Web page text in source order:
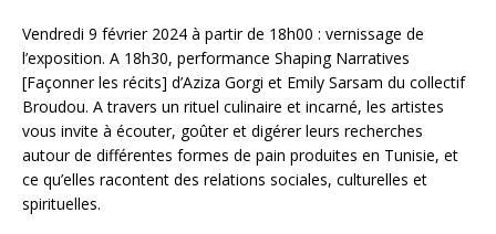
Vendredi 9 février 2024 à partir de 18h00 : vernissage de
l’exposition. A 18h30, performance Shaping Narratives
[Façonner les récits] d’Aziza Gorgi et Emily Sarsam du collectif
Broudou. A travers un rituel culinaire et incarné, les artistes
vous invite à écouter, goûter et digérer leurs recherches
autour de différentes formes de pain produites en Tunisie, et
ce qu’elles racontent des relations sociales, culturelles et
spirituelles.